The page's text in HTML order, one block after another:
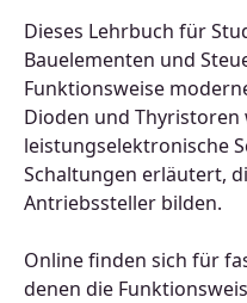
Dieses Lehrbuch für
Bauelementen und
Funktionsweise
Dioden und
leistungselektronische
Schaltungen erläutert,
Antriebssteller bilden.
Online finden sich für
denen die